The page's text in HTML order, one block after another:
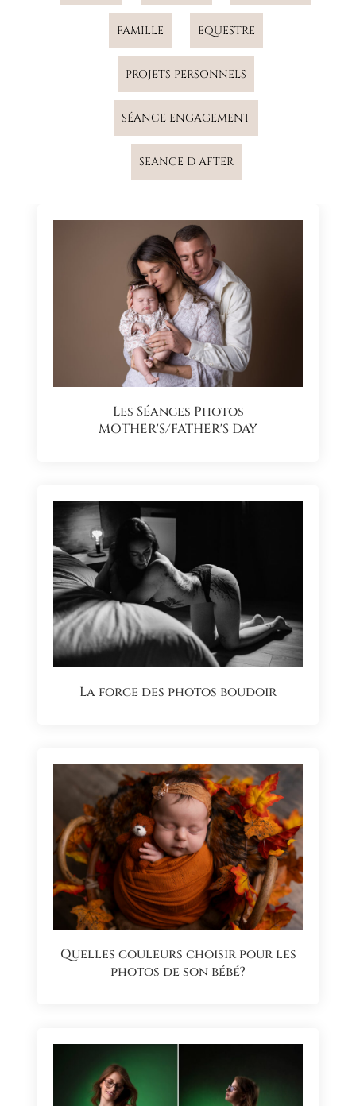
FAMILLE EQUESTRE
PROJETS PERSONNELS
SÉANCE ENGAGEMENT
SEANCE D AFTER
Les Séances Photos
MOTHER'S/FATHER'S DAY
La force des photos boudoir
Quelles couleurs choisir pour les
photos de son bébé?